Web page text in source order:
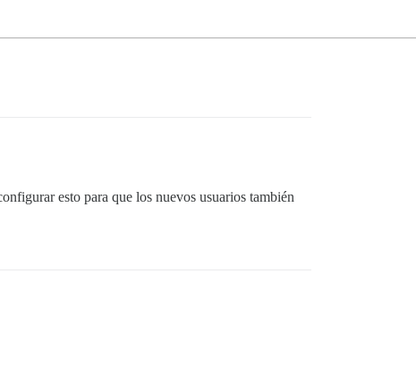
esto para que los nuevos usuarios también